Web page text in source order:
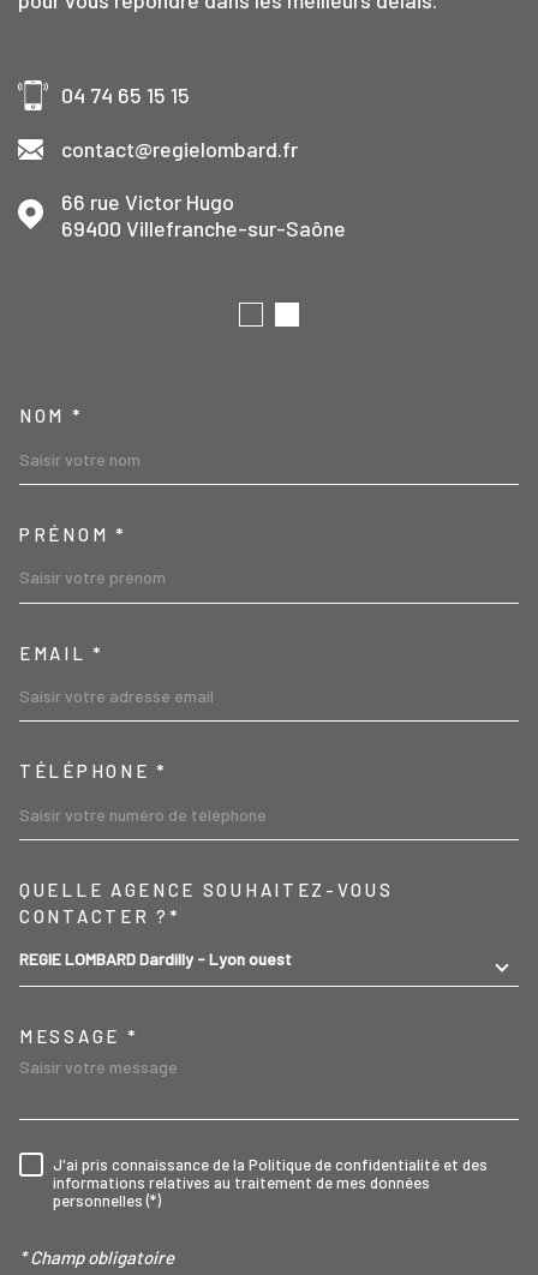
04 74 65 15 15
contact@regielombard.fr
66 rue Victor Hugo
69400
Villefranche-sur-Saône
NOM *
PRÉNOM *
EMAIL *
TÉLÉPHONE *
QUELLE AGENCE SOUHAITEZ-VOUS
CONTACTER ?*
REGIE LOMBARD Dardilly - Lyon ouest
MESSAGE *
RÈGLEMENTATION
J'ai pris connaissance de la Politique de confidentialité et des
informations relatives au traitement de mes données
personnelles (*)
* Champ obligatoire